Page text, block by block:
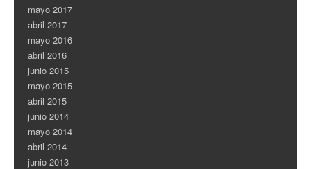
mayo 2017
abril 2017
mayo 2016
abril 2016
junio 2015
mayo 2015
abril 2015
junio 2014
mayo 2014
abril 2014
junio 2013